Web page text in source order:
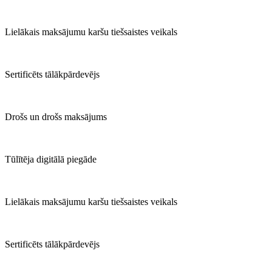
Lielākais maksājumu karšu tiešsaistes veikals
Sertificēts tālākpārdevējs
Drošs un drošs maksājums
Tūlītēja digitālā piegāde
Lielākais maksājumu karšu tiešsaistes veikals
Sertificēts tālākpārdevējs